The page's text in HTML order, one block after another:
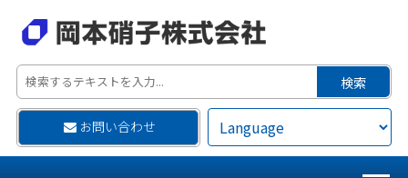
お問い合わせ